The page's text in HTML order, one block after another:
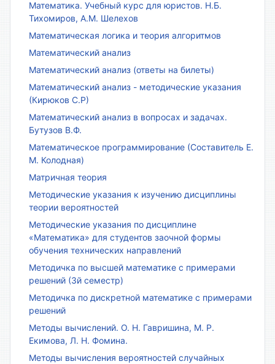
Математика. Учебный курс для юристов. Н.Б.
Тихомиров, А.М. Шелехов
Математическая логика и теория алгоритмов
Математический анализ
Математический анализ (ответы на билеты)
Математический анализ - методические указания
(Кирюков С.Р)
Математический анализ в вопросах и задачах.
Бутузов В.Ф.
Математическое программирование (Составитель Е.
М. Колодная)
Матричная теория
Методические указания к изучению дисциплины
теории вероятностей
Методические указания по дисциплине
«Математика» для студентов заочной формы
обучения технических направлений
Методичка по высшей математике с примерами
решений (3й семестр)
Методичка по дискретной математике с примерами
решений
Методы вычислений. О. Н. Гавришина, М. Р.
Екимова, Л. Н. Фомина.
Методы вычисления вероятностей случайных